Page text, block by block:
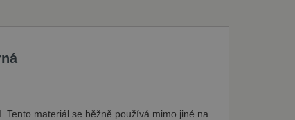
. Tento materiál se běžně používá mimo jiné na